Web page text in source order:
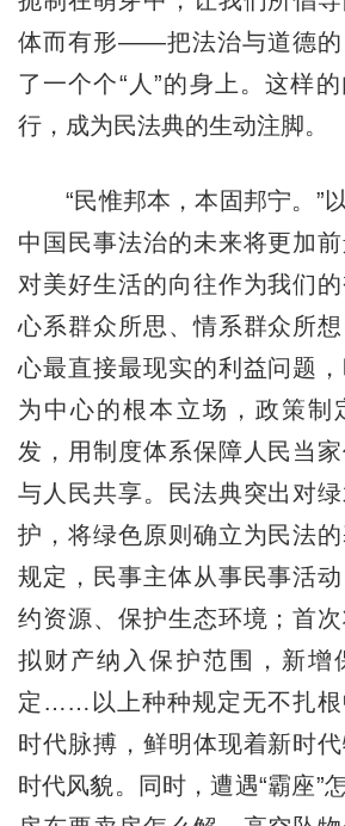
体而有形——把法治与道德的
了一个个“人”的身上。这样
行，成为民法典的生动注脚。
“民惟邦本，本固邦宁。”以
中国民事法治的未来将更加
对美好生活的向往作为我们
心系群众所思、情系群众所
心最直接最现实的利益问题
为中心的根本立场，政策制
发，用制度体系保障人民当
与人民共享。民法典突出对
护，将绿色原则确立为民法
规定，民事主体从事民事活
约资源、保护生态环境；首
拟财产纳入保护范围，新增
定……以上种种规定无不扎根
时代脉搏，鲜明体现着新时
时代风貌。同时，遭遇“霸座”